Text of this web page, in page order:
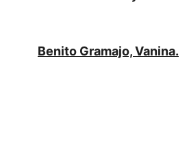
Benito Gramajo, Vanina.